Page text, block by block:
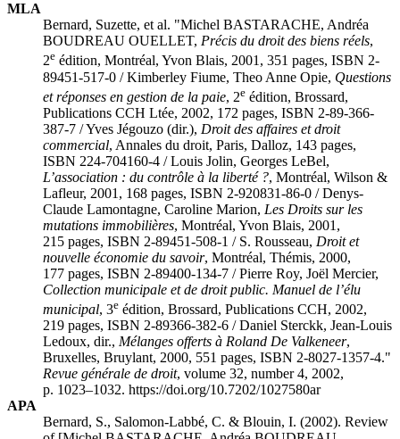
MLA
Bernard, Suzette, et al. "Michel BASTARACHE, Andréa
BOUDREAU OUELLET, Précis du droit des biens réels,
2e édition, Montréal, Yvon Blais, 2001, 351 pages, ISBN 2-
89451-517-0 / Kimberley Fiume, Theo Anne Opie, Questions
et réponses en gestion de la paie, 2e édition, Brossard,
Publications CCH Ltée, 2002, 172 pages, ISBN 2-89-366-
387-7 / Yves Jégouzo (dir.), Droit des affaires et droit
commercial, Annales du droit, Paris, Dalloz, 143 pages,
ISBN 224-704160-4 / Louis Jolin, Georges LeBel,
L’association : du contrôle à la liberté ?, Montréal, Wilson &
Lafleur, 2001, 168 pages, ISBN 2-920831-86-0 / Denys-
Claude Lamontagne, Caroline Marion, Les Droits sur les
mutations immobilières, Montréal, Yvon Blais, 2001,
215 pages, ISBN 2-89451-508-1 / S. Rousseau, Droit et
nouvelle économie du savoir, Montréal, Thémis, 2000,
177 pages, ISBN 2-89400-134-7 / Pierre Roy, Joël Mercier,
Collection municipale et de droit public. Manuel de l’élu
municipal, 3e édition, Brossard, Publications CCH, 2002,
219 pages, ISBN 2-89366-382-6 / Daniel Sterckk, Jean-Louis
Ledoux, dir., Mélanges offerts à Roland De Valkeneer,
Bruxelles, Bruylant, 2000, 551 pages, ISBN 2-8027-1357-4."
Revue générale de droit, volume 32, number 4, 2002,
p. 1023–1032. https://doi.org/10.7202/1027580ar
APA
Bernard, S., Salomon-Labbé, C. & Blouin, I. (2002). Review